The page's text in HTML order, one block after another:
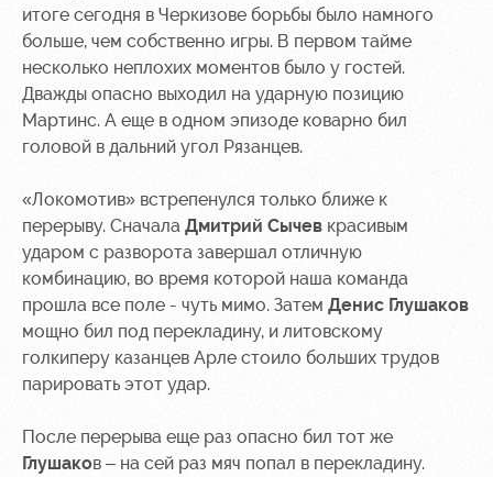
итоге сегодня в Черкизове борьбы было намного
больше, чем собственно игры. В первом тайме
несколько неплохих моментов было у гостей.
Дважды опасно выходил на ударную позицию
Мартинс. А еще в одном эпизоде коварно бил
головой в дальний угол Рязанцев.
«Локомотив» встрепенулся только ближе к
перерыву. Сначала Дмитрий Сычев красивым
ударом с разворота завершал отличную
комбинацию, во время которой наша команда
прошла все поле - чуть мимо. Затем Денис Глушаков
мощно бил под перекладину, и литовскому
голкиперу казанцев Арле стоило больших трудов
парировать этот удар.
После перерыва еще раз опасно бил тот же
Глушаков – на сей раз мяч попал в перекладину.